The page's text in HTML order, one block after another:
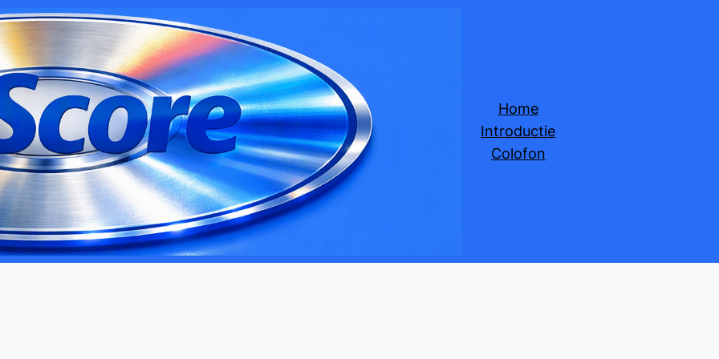
Home
Introductie
Colofon